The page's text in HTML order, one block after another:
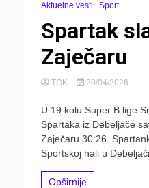
Aktuelne vesti Sport
Spartak
Zaječaru
TOK 20/04/2026
U 19 kolu Super B lige
Spartaka iz Debeljače
Zaječaru 30:26.
Sportskoj hali u
Opširnije